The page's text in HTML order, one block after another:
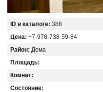
ID в каталоге: 388
Цена: +7-978-738-59-84
Район: Дома
Площадь:
Комнат:
Состояние: